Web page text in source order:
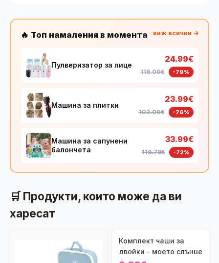
🔥 Топ намаления в момента виж всички →
Пулверизатор за лице
24.99€
119.00€ -79%
Машина за плитки
23.99€
102.00€ -76%
Машина за сапунени
балончета
33.99€
119.78€ -72%
🛒 Продукти, които може да ви
харесат
Комплект чаши за
двойки - моето слънце